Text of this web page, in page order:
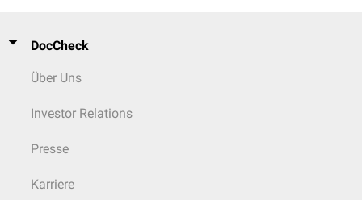
DocCheck
Über Uns
Investor Relations
Presse
Karriere